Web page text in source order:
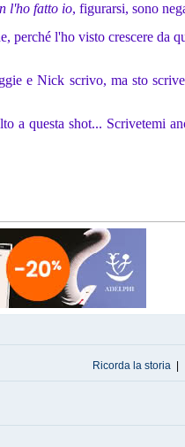
l'ho fatto io, figurarsi, sono
perché l'ho visto crescere da
e Nick scrivo, ma sto
a questa shot... Scrivetemi
Ricorda la storia